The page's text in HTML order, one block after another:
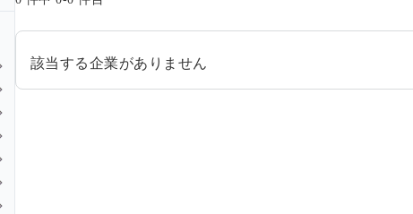
該当する企業がありません